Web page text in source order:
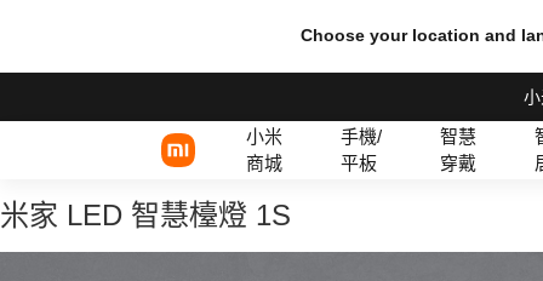
Choose your location and
小米
商城
手機/
平板
智慧
穿戴
米家 LED 智慧檯燈 1S